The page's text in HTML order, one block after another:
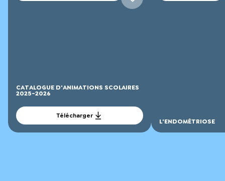
ET DE JEUNES ADULTES
CATALOGUE D'ANIMATIONS SCOLAIRES
2025-2026
Télécharger
L'ENDOMÉTRIOSE